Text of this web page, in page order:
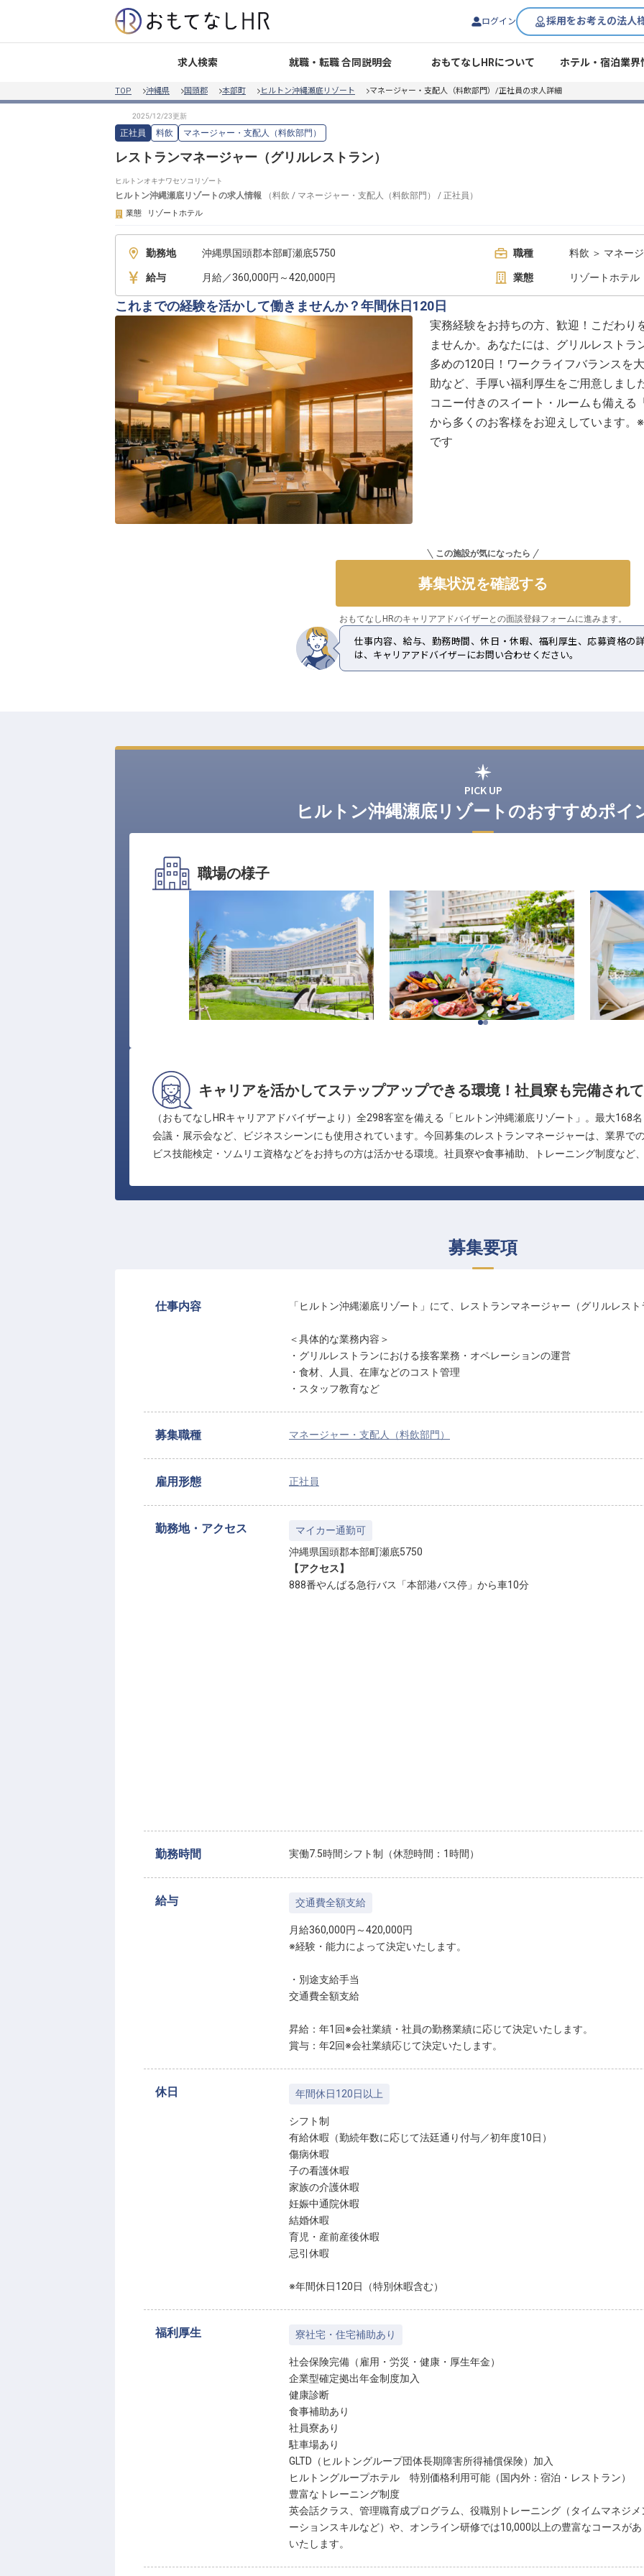
ログイン 採用をお考えの法人
求人検索 就職・転職 合同説明会 おもてなしHRについて ホテル・宿泊業界
TOP 沖縄県 国頭郡 本部町 ヒルトン沖縄瀬底リゾート マネージャー・支配人（料飲部門）/正社員の求人詳細
正社員 料飲 マネージャー・支配人（料飲部門）
レストランマネージャー（グリルレストラン）
ヒルトンオキナワセソコリゾート
ヒルトン沖縄瀬底リゾートの求人情報 （料飲 / マネージャー・支配人（料飲部門） / 正社員 ）
業態 リゾートホテル
勤務地 沖縄県国頭郡本部町瀬底5750 職種 料飲 ＞ マネー
給与 月給／360,000円～420,000円 業態 リゾートホテル
これまでの経験を活かして働きませんか？年間休日120日
実務経験をお持ちの方、歓迎！こだわり
ませんか。あなたには、グリルレスト
多めの120日！ワークライフバランスを
助など、手厚い福利厚生をご用意しまし
コニー付きのスイート・ルームも備え
から多くのお客様をお迎えしています
です
この施設が気になったら
募集状況を確認する
おもてなしHRのキャリアアドバイザーとの面談登録フォームに進みます。
仕事内容、給与、勤務時間、休日・休暇、福利厚生、応募資格の
は、キャリアアドバイザーにお問い合わせください。
PICK UP
ヒルトン沖縄瀬底リゾートのおすすめポイ
職場の様子
キャリアを活かしてステップアップできる環境！社員寮も完備され
（おもてなしHRキャリアアドバイザーより）全298客室を備える「ヒルトン沖縄瀬底リゾート」。最大168
会議・展示会など、ビジネスシーンにも使用されています。今回募集のレストランマネージャーは、業界で
ビス技能検定・ソムリエ資格などをお持ちの方は活かせる環境。社員寮や食事補助、トレーニング制度など
募集要項
仕事内容 「ヒルトン沖縄瀬底リゾート」にて、レストランマネージャー（グリルレス
＜具体的な業務内容＞
・グリルレストランにおける接客業務・オペレーションの運営
・食材、人員、在庫などのコスト管理
・スタッフ教育など
募集職種 マネージャー・支配人（料飲部門）
雇用形態 正社員
勤務地・アクセス
マイカー通勤可
沖縄県国頭郡本部町瀬底5750
【アクセス】
888番やんばる急行バス「本部港バス停」から車10分
勤務時間 実働7.5時間シフト制（休憩時間：1時間）
給与 交通費全額支給
月給360,000円～420,000円
※経験・能力によって決定いたします。
・別途支給手当
交通費全額支給
昇給：年1回※会社業績・社員の勤務業績に応じて決定いたします。
賞与：年2回※会社業績応じて決定いたします。
休日 年間休日120日以上
シフト制
有給休暇（勤続年数に応じて法廷通り付与／初年度10日）
傷病休暇
子の看護休暇
家族の介護休暇
妊娠中通院休暇
結婚休暇
育児・産前産後休暇
忌引休暇
※年間休日120日（特別休暇含む）
福利厚生 寮社宅・住宅補助あり
社会保険完備（雇用・労災・健康・厚生年金）
企業型確定拠出年金制度加入
健康診断
食事補助あり
社員寮あり
駐車場あり
GLTD（ヒルトングループ団体長期障害所得補償保険）加入
ヒルトングループホテル 特別価格利用可能（国内外：宿泊・レストラン）
豊富なトレーニング制度
英会話クラス、管理職育成プログラム、役職別トレーニング（タイムマネジ
ーションスキルなど）や、オンライン研修では10,000以上の豊富なコースが
いたします。